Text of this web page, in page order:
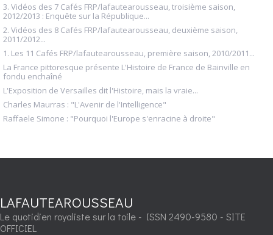
3. Vidéos des 7 Cafés FRP/lafautearousseau, troisième saison,
2012/2013 : Enquête sur la République...
2. Vidéos des 8 Cafés FRP/lafautearousseau, deuxième saison,
2011/2012...
1. Les 11 Cafés FRP/lafautearousseau, première saison, 2010/2011...
La France pittoresque présente L'Histoire de France de Bainville en
fondu enchaîné
L'Exposition de Versailles dit l'Histoire, mais la vraie...
Charles Maurras : "L'Avenir de l'Intelligence"
Raffaele Simone : "Pourquoi l'Europe s'enracine à droite"
LAFAUTEAROUSSEAU
Le quotidien royaliste sur la toile - ISSN 2490-9580 - SITE
OFFICIEL